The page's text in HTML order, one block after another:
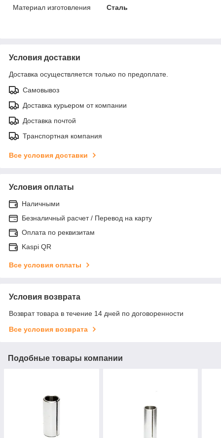
Материал изготовления
Сталь
Условия доставки
Доставка осуществляется только по предоплате.
Самовывоз
Доставка курьером от компании
Доставка почтой
Транспортная компания
Все условия доставки
Условия оплаты
Наличными
Безналичный расчет / Перевод на карту
Оплата по реквизитам
Kaspi QR
Все условия оплаты
Условия возврата
Возврат товара в течение 14 дней по договоренности
Все условия возврата
Подобные товары компании